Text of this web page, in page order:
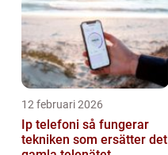
12 februari 2026
Ip telefoni så fungerar
tekniken som ersätter det